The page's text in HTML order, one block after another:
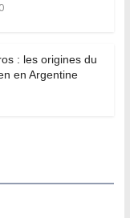
0
: les origines du
en Argentine